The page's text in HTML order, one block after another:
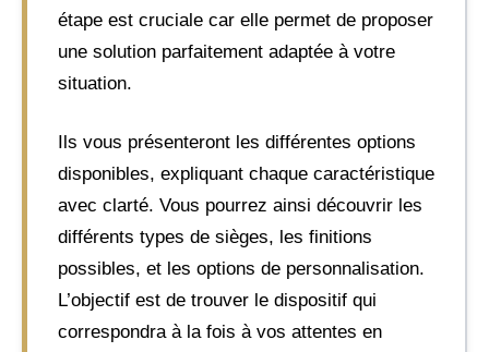
étape est cruciale car elle permet de proposer
une solution parfaitement adaptée à votre
situation.
Ils vous présenteront les différentes options
disponibles, expliquant chaque caractéristique
avec clarté. Vous pourrez ainsi découvrir les
différents types de sièges, les finitions
possibles, et les options de personnalisation.
L’objectif est de trouver le dispositif qui
correspondra à la fois à vos attentes en